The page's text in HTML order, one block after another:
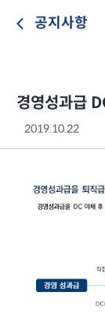
공지사항
경영성과급
2019.10.22